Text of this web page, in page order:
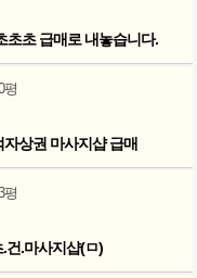
초초 급매로 내놓습니다.
평
상권 마사지샵 급매
평
건.마사지샵(ㅁ)